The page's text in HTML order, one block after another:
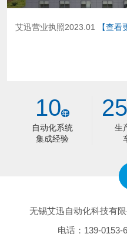
艾迅营业执照2023.01 【查看
10年
自动化系统
集成经验
生
无锡艾迅自动化科技有
电话： 139-0153-